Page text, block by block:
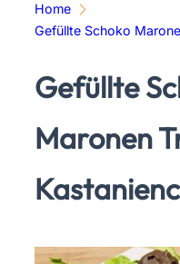
Home
Gefüllte Schoko
Gefüllte
Maronen